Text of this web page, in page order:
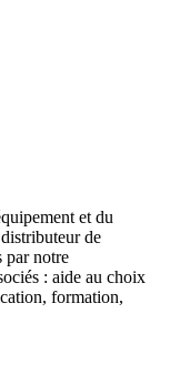
et du
de
par notre
: aide au choix
formation,